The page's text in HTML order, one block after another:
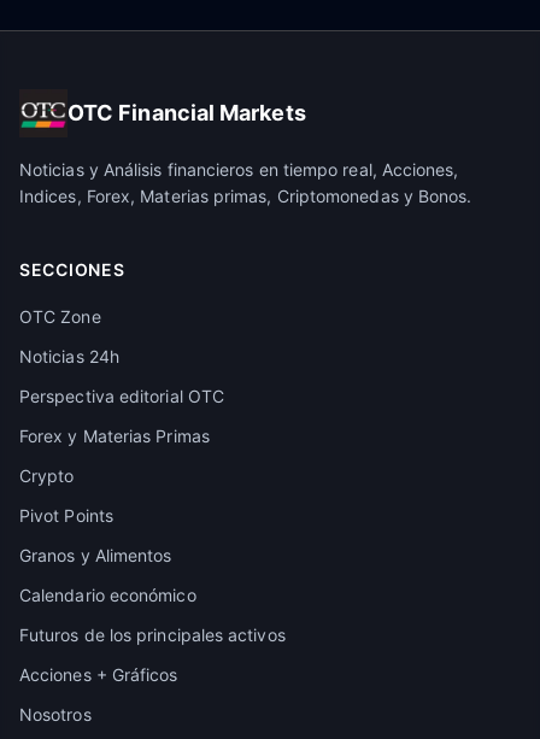
OTC Financial Markets
Noticias y Análisis financieros en tiempo real, Acciones,
Indices, Forex, Materias primas, Criptomonedas y Bonos.
SECCIONES
OTC Zone
Noticias 24h
Perspectiva editorial OTC
Forex y Materias Primas
Crypto
Pivot Points
Granos y Alimentos
Calendario económico
Futuros de los principales activos
Acciones + Gráficos
Nosotros